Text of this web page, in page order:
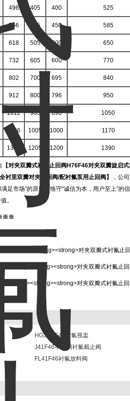
496 405 400 525
556 455 450 585
618 505 500 650
732 605 600 770
802 700 695 840
912 800 796 950
1012 903 898 1050
1126 1005 1000 1170
1340 1205 1200 1390
【对夹双瓣式衬氟止回阀 H76F46对夹双瓣旋启
全衬里双瓣对夹止回阀/配衬氟泵用止回阀】
，公
足市场”的原则，恪守“诚信为本，用户至上”
。
※※※
。
HGSO7F46衬氟视盅
J41F46不锈钢衬氟截止阀
FL41F46衬氟放料阀